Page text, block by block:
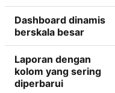
Dashboard dinamis
berskala besar
Laporan dengan
kolom yang sering
diperbarui